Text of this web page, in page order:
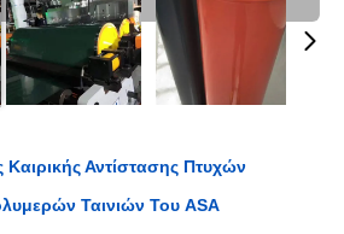
Αντίστασης Πτυχών
Ταινιών Του ASA